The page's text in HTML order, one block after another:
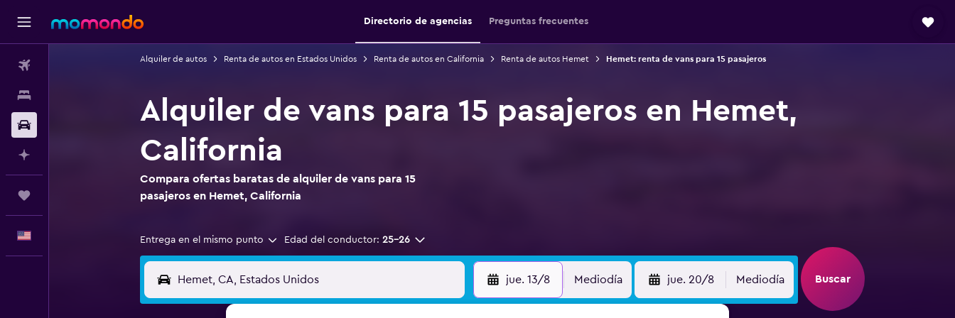
Directorio de agencias Preguntas frecuentes
Alquiler de autos Renta de autos en Estados Unidos Renta de autos en California Renta de autos Hemet Hemet: renta de vans para 15 pasajeros
Alquiler de vans para 15 pasajeros en Hemet,
California
Compara ofertas baratas de alquiler de vans para 15
pasajeros en Hemet, California
Entrega en el mismo punto Edad del conductor: 25-26
jue. 13/8 Mediodía jue. 20/8 Mediodía Buscar